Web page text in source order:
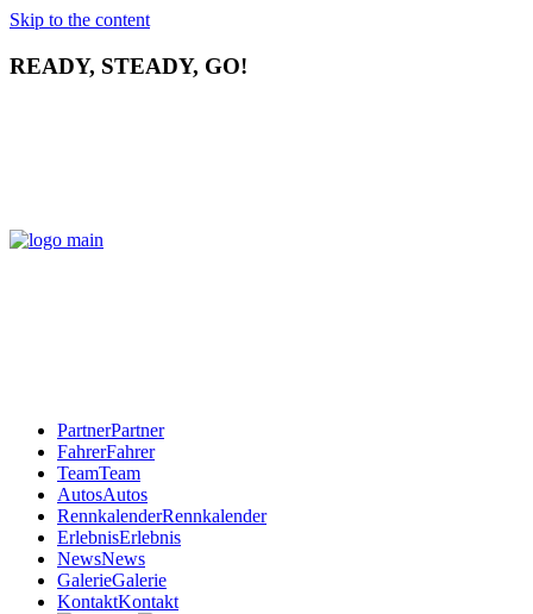
Skip to the content
READY, STEADY, GO!
PartnerPartner
FahrerFahrer
TeamTeam
AutosAutos
RennkalenderRennkalender
ErlebnisErlebnis
NewsNews
GalerieGalerie
KontaktKontakt